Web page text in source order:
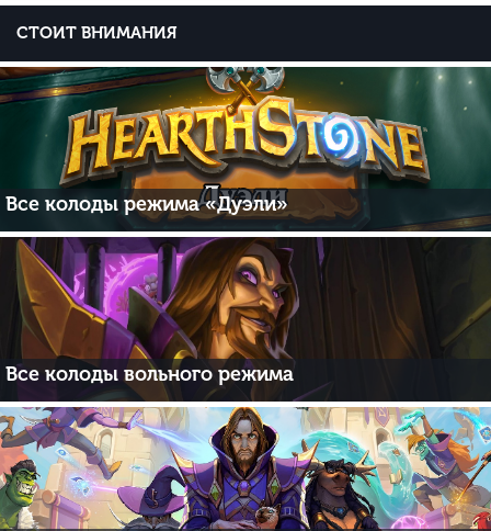
СТОИТ ВНИМАНИЯ
Все колоды режима «Дуэли»
Все колоды вольного режима